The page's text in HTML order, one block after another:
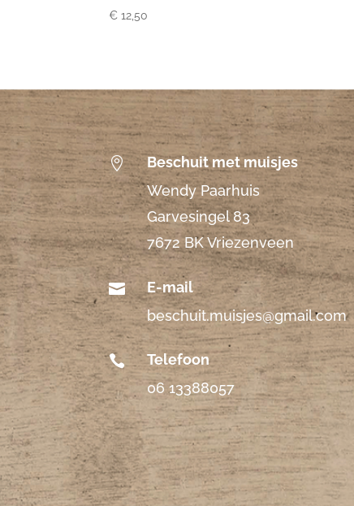
€ 12,50

Beschuit met muisjes
Wendy Paarhuis
Garvesingel 83
7672 BK Vriezenveen

E-mail
beschuit.muisjes@gmail.com

Telefoon
06 13388057